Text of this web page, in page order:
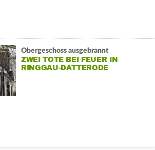
Obergeschoss ausgebrannt
ZWEI TOTE BEI FEUER IN
RINGGAU-DATTERODE